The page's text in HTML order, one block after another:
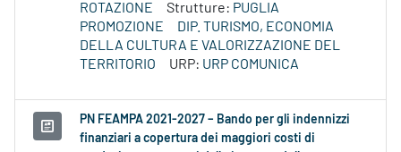
ROTAZIONE
Strutture: PUGLIA
PROMOZIONE
DIP. TURISMO, ECONOMIA
DELLA CULTURA E VALORIZZAZIONE DEL
TERRITORIO
URP: URP COMUNICA
PN FEAMPA 2021-2027 – Bando per gli indennizzi
finanziari a copertura dei maggiori costi di